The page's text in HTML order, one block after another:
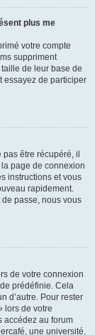
plus me
votre compte
suppriment
de leur base de
essayez de participer
être récupéré, il
page de connexion
instructions et vous
rapidement.
passe, nous vous
de votre connexion
prédéfinie. Cela
d’autre. Pour rester
lors de votre
accédez au forum
une université,